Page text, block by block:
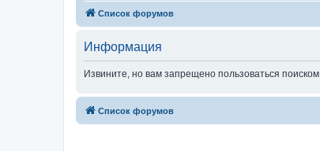
Список форумов
Информация
Извините, но вам запрещено пользоваться поиском.
Список форумов